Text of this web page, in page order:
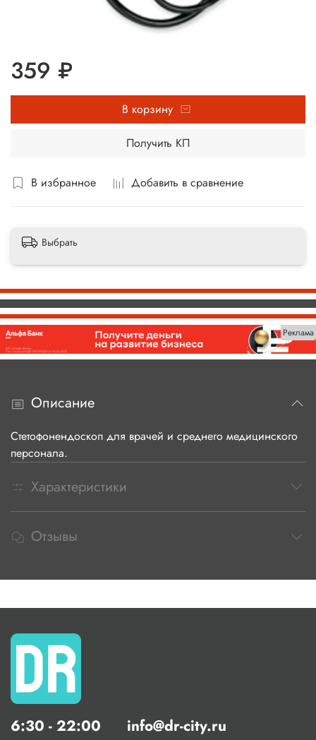
В избранное Добавить в сравнение
359 ₽
В корзину
Получить КП
Выбрать
Реклама
Описание
Стетофонендоскоп для врачей и среднего медицинского
персонала.
Характеристики
Отзывы
6:30 - 22:00 info@dr-city.ru